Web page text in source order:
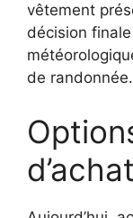
vêtement
décision
de randonnée.